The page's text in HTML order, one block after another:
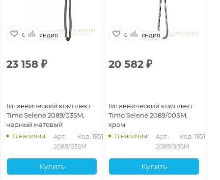
Финляндия
23 158 ₽
Гигиенический комплект
Timo Selene 2089/03SM,
черный матовый
В наличии
Арт.:
2089/03SM
Код: 19518
Купить
Финляндия
20 582 ₽
Гигиенический комплект
Timo Selene 2089/00SM,
хром
В наличии
Арт.:
2089/00SM
Код: 19517
Купить